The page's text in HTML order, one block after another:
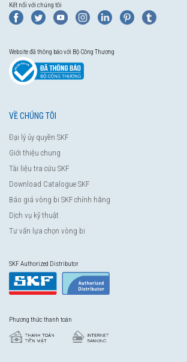
Kết nối với chúng tôi
Website đã thông báo với Bộ Công Thương
VỀ CHÚNG TÔI
Đại lý ủy quyền SKF
Giới thiệu chung
Tài liệu tra cứu SKF
Download Catalogue SKF
Báo giá vòng bi SKF chính hãng
Dịch vụ kỹ thuật
Tư vấn lựa chọn vòng bi
SKF Authorized Distributor
Phương thức thanh toán